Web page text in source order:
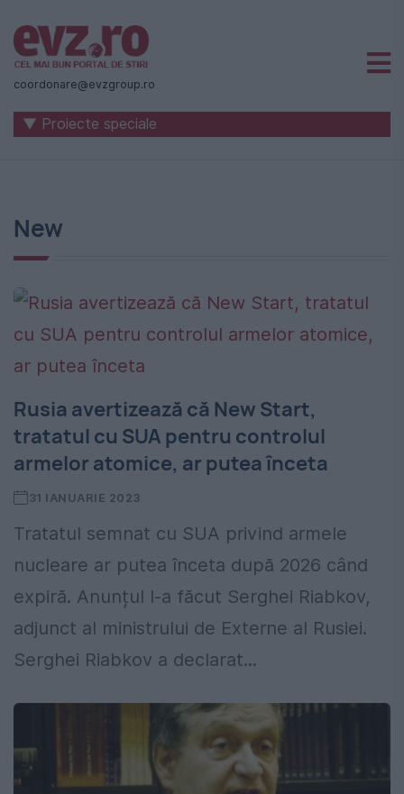
Știri
naționale
internaționale
-
Evenimentul
Zilei
coordonare@evzgroup.ro
▼ Proiecte speciale
New
Rusia avertizează că New Start,
tratatul cu SUA pentru controlul
armelor atomice, ar putea înceta
31 IANUARIE 2023
Tratatul semnat cu SUA privind armele
nucleare ar putea înceta după 2026 când
expiră. Anunțul l-a făcut Serghei Riabkov,
adjunct al ministrului de Externe al Rusiei.
Serghei Riabkov a declarat...